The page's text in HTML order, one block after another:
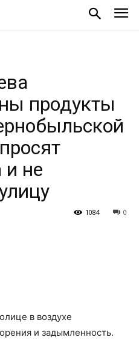
продукты
и не
0
1084
в воздухе
и задымленность.